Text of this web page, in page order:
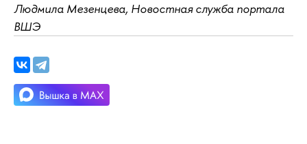
Людмила Мезенцева, Новостная служба портала
ВШЭ